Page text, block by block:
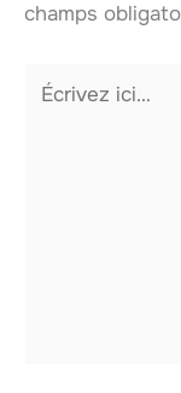
champs
Écrivez